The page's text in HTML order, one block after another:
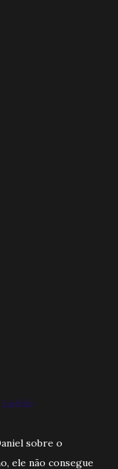
sobre o
ele não consegue